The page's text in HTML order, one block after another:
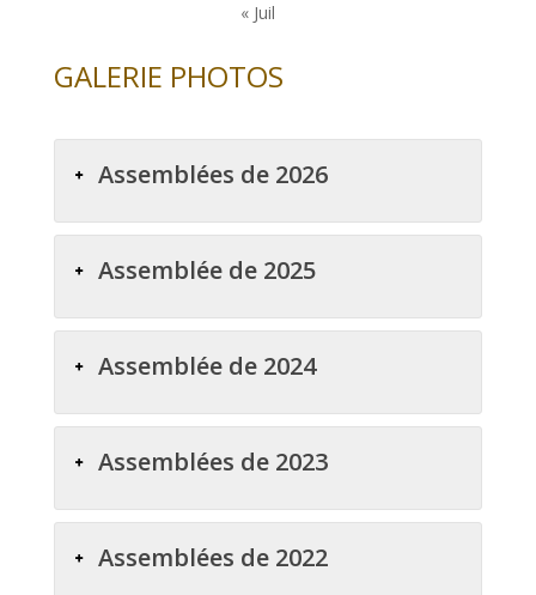
« Juil
GALERIE PHOTOS
Assemblées de 2026
Assemblée de 2025
Assemblée de 2024
Assemblées de 2023
Assemblées de 2022